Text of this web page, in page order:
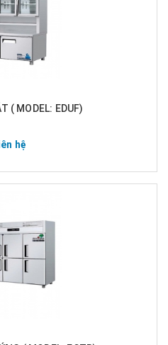
( MODEL: EDUF)
hệ